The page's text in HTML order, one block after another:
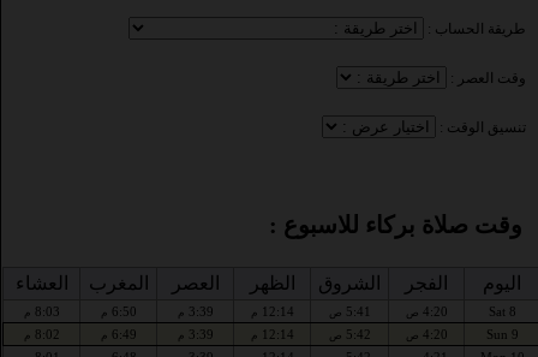
طريقة الحساب :
وقت العصر :
تنسيق الوقت :
وقت صلاة بركاء للاسبوع :
اليوم الفجر الشروق الظهر العصر المغرب العشاء
Sat 8
4:20 ص 5:41 ص 12:14 م 3:39 م 6:50 م 8:03 م
Sun 9
4:20 ص 5:42 ص 12:14 م 3:39 م 6:49 م 8:02 م